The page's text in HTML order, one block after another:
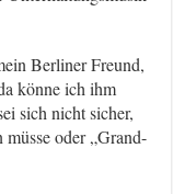
Berliner Freund,
könne ich ihm
sich nicht sicher,
oder „Grand-